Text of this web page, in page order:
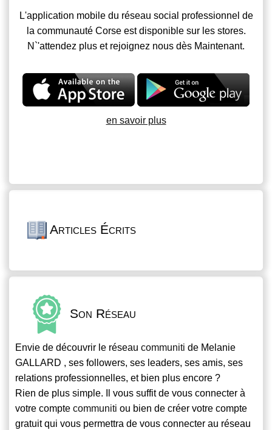
L'application mobile du réseau social professionnel de
la communauté Corse est disponible sur les stores.
N`'attendez plus et rejoignez nous dès Maintenant.
en savoir plus
Articles Écrits
Son Réseau
Envie de découvrir le réseau communiti de Melanie
GALLARD , ses followers, ses leaders, ses amis, ses
relations professionnelles, et bien plus encore ?
Rien de plus simple. Il vous suffit de vous connecter à
votre compte communiti ou bien de créer votre compte
gratuit qui vous permettra de vous connecter au réseau